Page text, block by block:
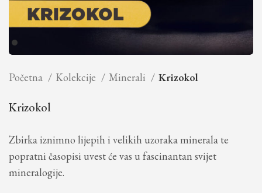
Početna Kolekcije Minerali Krizokol
Krizokol
Zbirka iznimno lijepih i velikih uzoraka minerala te
popratni časopisi uvest će vas u fascinantan svijet
mineralogije.